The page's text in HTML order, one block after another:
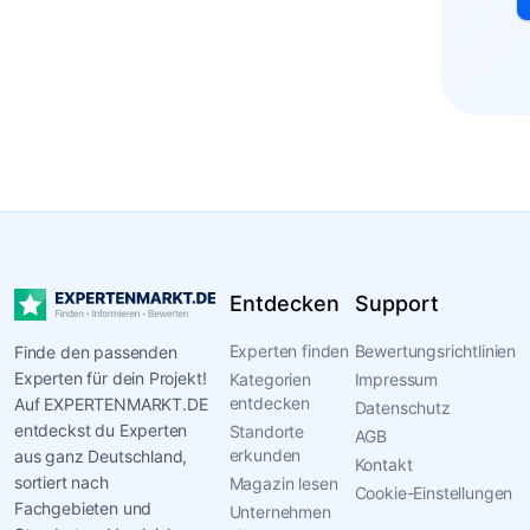
Finde den passenden
Experten für dein Projekt!
Auf EXPERTENMARKT.DE
entdeckst du Experten
aus ganz Deutschland,
sortiert nach
Fachgebieten und
Entdecken
Experten finden
Kategorien
entdecken
Standorte
erkunden
Magazin lesen
Unternehmen
Support
Bewertungsrichtlinien
Impressum
Datenschutz
AGB
Kontakt
Cookie-Einstellungen